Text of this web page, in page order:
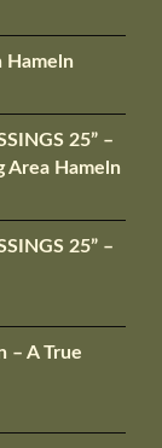
25” –
Area Hameln
25” –
– A True